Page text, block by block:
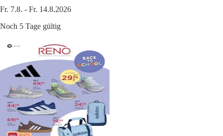
Fr. 7.8. - Fr. 14.8.2026
Noch 5 Tage gültig